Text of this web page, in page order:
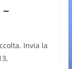
Invia la